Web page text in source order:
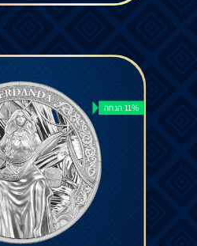
11% הנחה